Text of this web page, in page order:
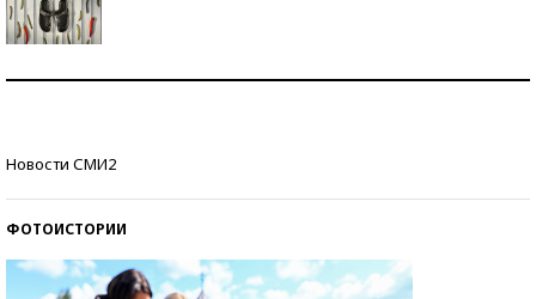
Новости СМИ2
ФОТОИСТОРИИ